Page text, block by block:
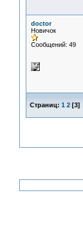
doctor
Новичок
Сообщений: 49
Страниц: 1 2[3]